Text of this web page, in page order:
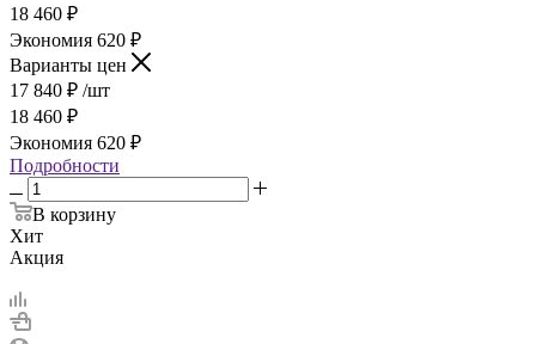
18 460 ₽
Экономия 620 ₽
Варианты цен
17 840 ₽ /шт
18 460 ₽
Экономия 620 ₽
Подробности
В корзину
Хит
Акция